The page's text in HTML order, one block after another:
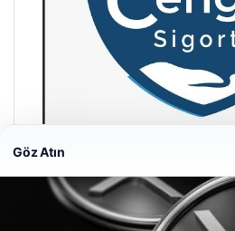
Hastaş Beton
Göz Atın